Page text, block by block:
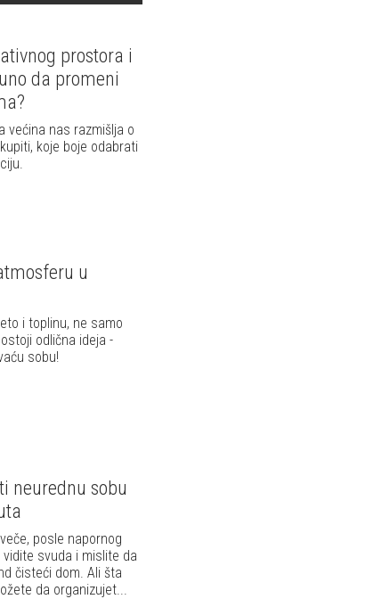
prostora i
da promeni
većina nas razmišlja o
koje boje odabrati
u
i toplinu, ne samo
odlična ideja -
sobu!
neurednu sobu
posle napornog
svuda i mislite da
čisteći dom. Ali šta
da organizujet...